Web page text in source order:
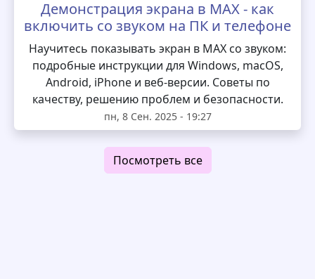
Демонстрация экрана в MAX - как
включить со звуком на ПК и телефоне
Научитесь показывать экран в MAX со звуком:
подробные инструкции для Windows, macOS,
Android, iPhone и веб-версии. Советы по
качеству, решению проблем и безопасности.
пн, 8 Сен. 2025 - 19:27
Посмотреть все